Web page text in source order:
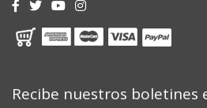
Recibe nuestros boletines